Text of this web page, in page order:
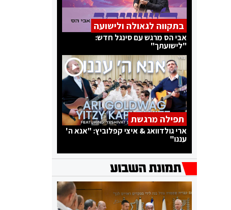
בתקווה לגאולה ולישועה
אבי הס מרגש עם סינגל חדש:
"לישועתך"
תפילה מרגשת
ארי גולדוואג & איצי קפלוביץ: "אנא ה'
עננו"